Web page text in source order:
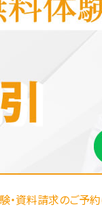
・資料請求のご予